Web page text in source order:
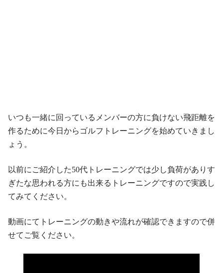
いつも一緒に回っているメンバーの方に負けない飛距離を
作るために今日からゴルフトレーニングを始めていきまし
ょう。
以前にご紹介した50代トレーニングでは少し負荷がありす
ぎたな思われる方にも出来るトレーニングですので実践し
てみてください。
動画にてトレーニングの動きや流れが確認できますので併
せてご覧ください。